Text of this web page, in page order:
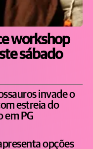
workshop
sábado
invade o
estreia do
em PG
opções